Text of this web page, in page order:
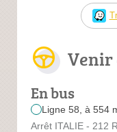
Venir
En bus
Ligne 58, à 554
Arrêt ITALIE - 212